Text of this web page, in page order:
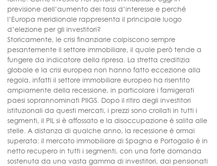
previsione dell’aumento dei tassi d’interesse e perché
l’Europa meridionale rappresenta il principale luogo
d’elezione per gli investitori?
Storicamente, le crisi finanziarie colpiscono sempre
pesantemente il settore immobiliare, il quale però tende a
fungere da indicatore della ripresa. La stretta creditizia
globale e la crisi europea non hanno fatto eccezione alla
regola, infatti il settore immobiliare europeo ha risentito
ampiamente della recessione, in particolare i famigerati
paesi soprannominati PIIGS. Dopo il ritiro degli investitori
istituzionali da questi mercati, i prezzi sono crollati in tutti i
segmenti, il PIL si è affossato e la disoccupazione è salita alle
stelle. A distanza di qualche anno, la recessione è ormai
superata: il mercato immobiliare di Spagna e Portogallo è in
netto recupero in tutti i segmenti, con una forte domanda
sostenuta da una vasta gamma di investitori, dai pensionati